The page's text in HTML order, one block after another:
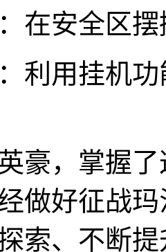
在安全区
利用挂机
豪，掌握
做好征战
索、不断